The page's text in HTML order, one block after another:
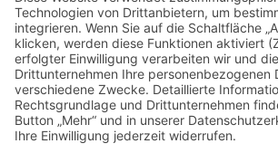
Technische Gase
2014
Umzug innerhalb
unsere neuen
Martinseestraße 1
2015